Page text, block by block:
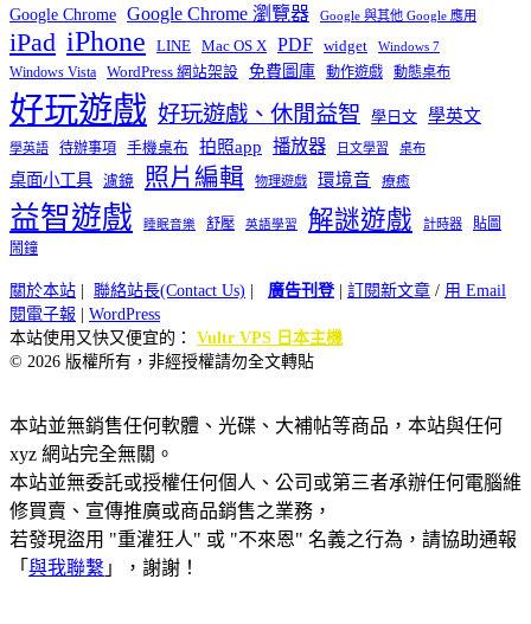
Google Chrome Google Chrome 瀏覽器 Google 與其他 Google 應用
iPad iPhone LINE Mac OS X PDF widget Windows 7
Windows Vista WordPress 網站架設 免費圖庫 動作遊戲 動態桌布
好玩遊戲 好玩遊戲、休閒益智 學日文 學英文
學英語 待辦事項 手機桌布 拍照app 播放器 日文學習 桌布
桌面小工具 濾鏡 照片編輯 物理遊戲 環境音 療癒
益智遊戲 睡眠音樂 舒壓 英語學習 解謎遊戲 計時器
貼圖
鬧鐘
關於本站 聯絡站長(Contact Us) 廣告刊登| 訂閱新文章 / 用 Email
閱電子報
WordPress
本站使用又快又便宜的： Vultr VPS 日本主機
© 2026 版權所有，非經授權請勿全文轉貼
本站並無銷售任何軟體、光碟、大補帖等商品，本站與任何
xyz 網站完全無關。
本站並無委託或授權任何個人、公司或第三者承辦任何電腦維
修買賣、宣傳推廣或商品銷售之業務，
若發現盜用 "重灌狂人" 或 "不來恩" 名義之行為，請協助通報
「 與我聯繫 」，謝謝！